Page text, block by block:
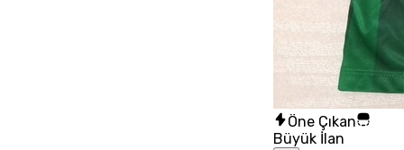
Öne Çıkan
Büyük İlan